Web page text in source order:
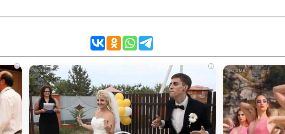
i i